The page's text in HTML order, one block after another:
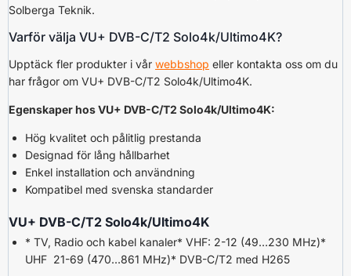
Solberga Teknik.
Varför välja VU+ DVB-C/T2 Solo4k/Ultimo4K?
Upptäck fler produkter i vår webbshop eller kontakta oss om du
har frågor om VU+ DVB-C/T2 Solo4k/Ultimo4K.
Egenskaper hos VU+ DVB-C/T2 Solo4k/Ultimo4K:
Hög kvalitet och pålitlig prestanda
Designad för lång hållbarhet
Enkel installation och användning
Kompatibel med svenska standarder
VU+ DVB-C/T2 Solo4k/Ultimo4K
* TV, Radio och kabel kanaler* VHF: 2-12 (49…230 MHz)*
UHF 21-69 (470…861 MHz)* DVB-C/T2 med H265